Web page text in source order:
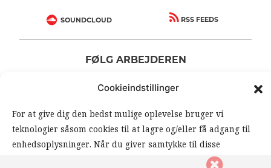
Cookieindstillinger
For at give dig den bedst mulige oplevelse bruger vi
teknologier såsom cookies til at lagre og/eller få adgang til
enhedsoplysninger. Når du giver samtykke til disse
teknologier, giver du os mulighed for at behandle data såsom
SOUNDCLOUD RSS FEEDS
FØLG ARBEJDEREN
| |